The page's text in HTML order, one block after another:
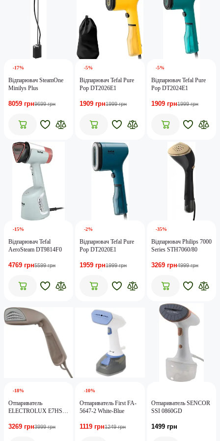
-17%
Відпарювач SteamOne
Minilys Plus
8059 грн9699 грн
-5%
Відпарювач Tefal Pure
Pop DT2026E1
1909 грн1999 грн
-5%
Відпарювач Tefal Pure
Pop DT2024E1
1909 грн1999 грн
-15%
Відпарювач Tefal
AeroSteam DT9814F0
4769 грн5599 грн
-2%
Відпарювач Tefal Pure
Pop DT2020E1
1959 грн1999 грн
-35%
Відпарювач Philips 7000
Series STH7060/80
3269 грн4999 грн
-18%
Отпариватель
ELECTROLUX E7HS2-
3269 грн3999 грн
-10%
Отпариватель First FA-
5647-2 White-Blue
1119 грн1249 грн
Отпариватель SENCOR
SSI 0860GD
1499 грн